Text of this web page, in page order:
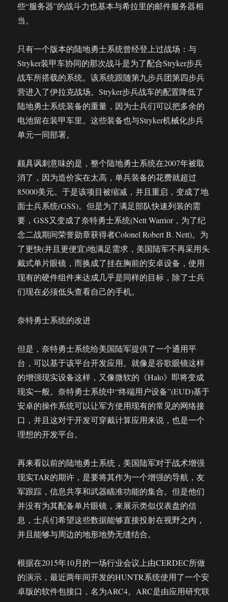
些“服务器”的战斗力也基本与希拉里的邮件服务器相
当。
只有一个版本的陆地勇士系统曾经登上过战场：与
Stryker装甲车协同的那次战斗是为了配合Stryker步兵
战车所搭载的系统。该系统跟随第九步兵团第四步兵
营进入了伊拉克战场。Stryker步兵战车的配置降低了
陆地勇士系统装备的重量，因为士兵们可以把多余的
电池留在装甲车里。这些装备也与Stryker机械化步兵
单元一同部署。
颇具讽刺意味的是，整个陆地勇士系统在2007年被取
消了，因为造价实在太高，单兵装备的花费就超过
85000美元。于是该项目被缩减，并且重启，变成了地
面士兵系统(GSS)。但是为了满足部队快速列装的需
要，GSS又变成了奈特勇士系统(Nett Warrior，为了纪
念二战期间荣誉勋章获得者Colonel Robert B. Nett)。为
了更快(并且更便宜)地满足需求，美国陆军不再采用头
戴式单片眼镜，而换成了挂在胸前的安卓设备，使用
现有的硬件组件来达成几乎是同样的目标，除了士兵
们现在必须低头查看自己的手机。
奈特勇士系统的改进
但是，奈特勇士系统给美国陆军提供了一个通用平
台，可以基于该平台开发应用。就像是谷歌眼镜这样
的增强现实设备这样，又像微软的《Halo》即将变成
现实一般。奈特勇士系统中“终端用户设备”(EUD)基于
安卓的操作系统可以让军方使用现有的常见的网络接
口，并且这对于开发可穿戴计算应用来说，也是一个
理想的开发平台。
再来看以前的陆地勇士系统，美国陆军对于战术增强
现实TAR的期许，是要将其作为一个增强的导航，友
军跟踪，信息共享和武器瞄准功能的集合。但是他们
并没有为其配备单片眼镜，来展示类似仪表盘的信
息，士兵们希望这些数据能够直接投射在视野之内，
并且能够与周边的地形地势无缝结合。
根据在2015年10月的一场行业会议上由CERDEC所做
的演示，最近两年间开发的HUNTR系统使用了一个安
卓版的软件包接口，名为ARC4。ARC是由应用研究联